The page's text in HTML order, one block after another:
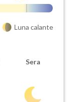
Luna calante
Sera